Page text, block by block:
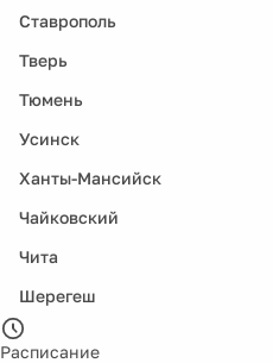
Ставрополь
Тверь
Тюмень
Усинск
Ханты-Мансийск
Чайковский
Чита
Шерегеш
Расписание